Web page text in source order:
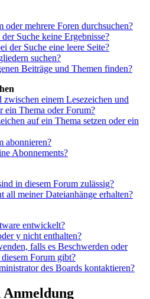
oder mehrere Foren durchsuchen?
Suche keine Ergebnisse?
der Suche eine leere Seite?
suchen?
Beiträge und Themen finden?
zwischen einem Lesezeichen und
ein Thema oder Forum?
auf ein Thema setzen oder ein
abonnieren?
Abonnements?
in diesem Forum zulässig?
all meiner Dateianhänge erhalten?
entwickelt?
y nicht enthalten?
falls es Beschwerden oder
Forum gibt?
des Boards kontaktieren?